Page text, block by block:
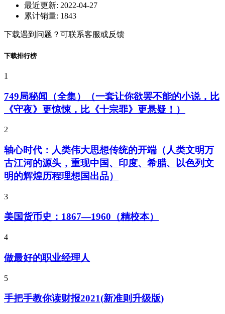
最近更新: 2022-04-27
累计销量: 1843
下载遇到问题？可联系客服或反馈
下载排行榜
1
749局秘闻（全集）（一套让你欲罢不能的小说，比
《守夜》更惊悚，比《十宗罪》更悬疑！）
2
轴心时代：人类伟大思想传统的开端（人类文明万
古江河的源头，重现中国、印度、希腊、以色列文
明的辉煌历程理想国出品）
3
美国货币史：1867—1960（精校本）
4
做最好的职业经理人
5
手把手教你读财报2021(新准则升级版)